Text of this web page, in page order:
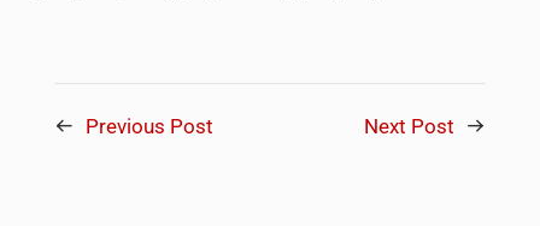
Previous Post Next Post